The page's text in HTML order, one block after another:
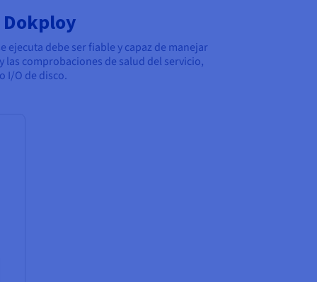
Dokploy
debe ser fiable y capaz de manejar
comprobaciones de salud del servicio,
I/O de disco.